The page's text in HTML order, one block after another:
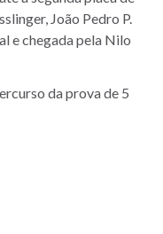
João Pedro P.
e chegada pela Nilo
da prova de 5